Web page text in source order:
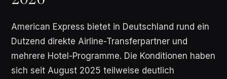
American Express bietet in Deutschland rund ein
Dutzend direkte Airline-Transferpartner und
mehrere Hotel-Programme. Die Konditionen haben
sich seit August 2025 teilweise deutlich